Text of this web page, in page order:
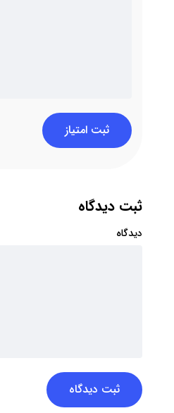
ثبت امتیاز
ثبت دیدگاه
دیدگاه
ثبت دیدگاه